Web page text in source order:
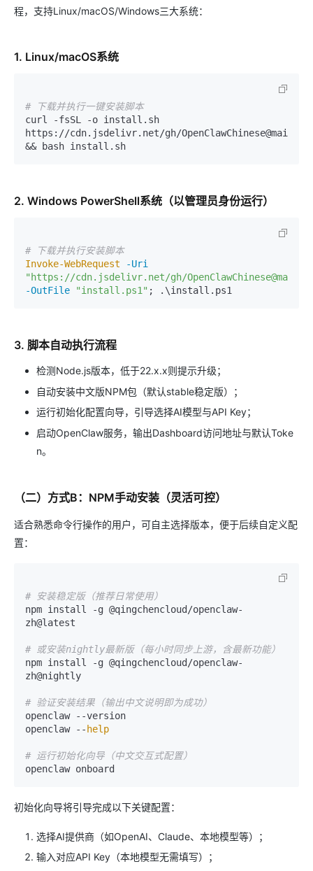
程，支持Linux/macOS/Windows三大系统：
1. Linux/macOS系统
# 下载并执行一键安装脚本
curl -fsSL -o install.sh
https://cdn.jsdelivr.net/gh/OpenClawChinese@main/
2. Windows PowerShell系统（以管理员身份运行）
# 下载并执行安装脚本
Invoke-WebRequest
-Uri
"https://cdn.jsdelivr.net/gh/
-OutFile
"install.ps1"
3. 脚本自动执行流程
检测Node.js版本，低于22.x.x则提示升级；
自动安装中文版NPM包（默认stable稳定版）；
运行初始化配置向导，引导选择AI模型与API Key；
启动OpenClaw服务，输出Dashboard访问地址与默认Toke
n。
（二）方式B：NPM手动安装（灵活可控）
适合熟悉命令行操作的用户，可自主选择版本，便于后续自定义配
置：
# 安装稳定版（推荐日常使用）
npm install -g @qingchencloud/openclaw-
zh@latest
# 或安装nightly最新版（每小时同步上游，含最新功能）
npm install -g @qingchencloud/openclaw-
zh@nightly
# 验证安装结果（输出中文说明即为成功）
openclaw --version
openclaw -- help
# 运行初始化向导（中文交互式配置）
初始化向导将引导完成以下关键配置：
选择AI提供商（如OpenAI、Claude、本地模型等）；
输入对应API Key（本地模型无需填写）；